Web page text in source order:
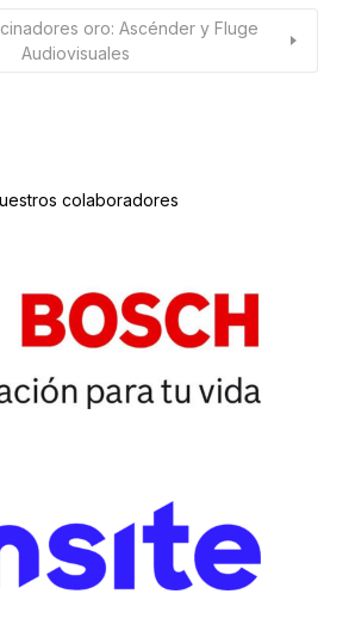
oro: Ascénder y Fluge
Audiovisuales
colaboradores